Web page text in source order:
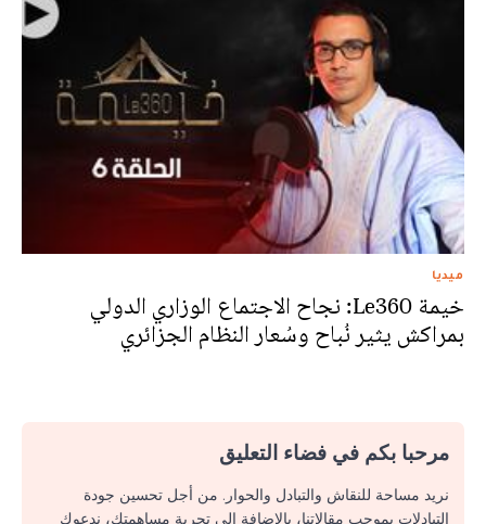
ميديا
خيمة Le360: نجاح الاجتماع الوزاري الدولي
بمراكش يثير نُباح وسُعار النظام الجزائري
مرحبا بكم في فضاء التعليق
نريد مساحة للنقاش والتبادل والحوار. من أجل تحسين جودة
التبادلات بموجب مقالاتنا، بالإضافة إلى تجربة مساهمتك، ندعوك